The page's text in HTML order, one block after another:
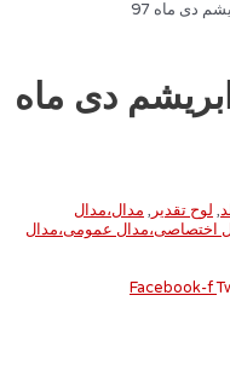
دی ماه 97
دی ماه
, لوح تقدیر , مدال،مدال
اختصاصی،مدال عمومی،مدال
Facebook-f